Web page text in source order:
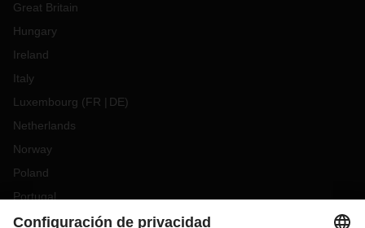
Great Britain
Hungary
Ireland
Italy
Luxembourg (FR DE)
Netherlands
Norway
Poland
Portugal
Romania